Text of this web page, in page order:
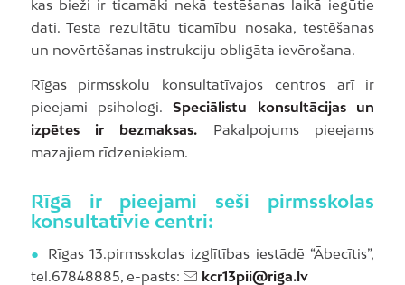
kas bieži ir ticamāki nekā testēšanas laikā iegūtie
dati. Testa rezultātu ticamību nosaka, testēšanas
un novērtēšanas instrukciju obligāta ievērošana.
Rīgas pirmsskolu konsultatīvajos centros arī ir
pieejami psihologi. Speciālistu konsultācijas un
izpētes ir bezmaksas. Pakalpojums pieejams
mazajiem rīdzeniekiem.
Rīgā ir pieejami seši pirmsskolas
konsultatīvie centri:
●
Rīgas 13.pirmsskolas izglītības iestādē “Ābecītis”,
tel.67848885, e-pasts:
kcr13pii@riga.lv